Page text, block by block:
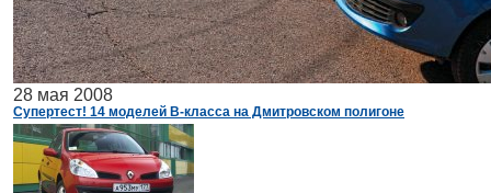
28 мая 2008
Супертест! 14 моделей B-класса на Дмитровском полигоне